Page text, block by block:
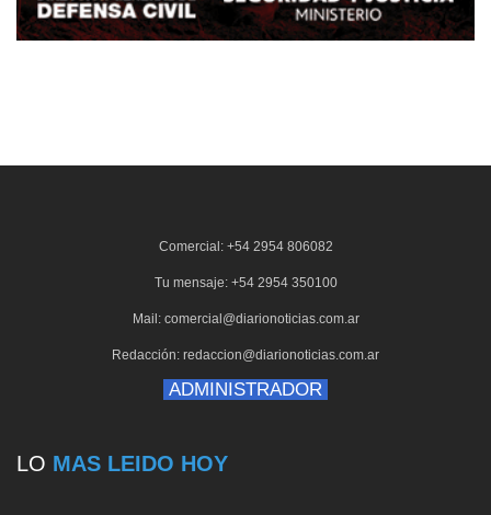
Comercial: +54 2954 806082
Tu mensaje: +54 2954 350100
Mail: comercial@diarionoticias.com.ar
Redacción: redaccion@diarionoticias.com.ar
ADMINISTRADOR
LO MAS LEIDO HOY